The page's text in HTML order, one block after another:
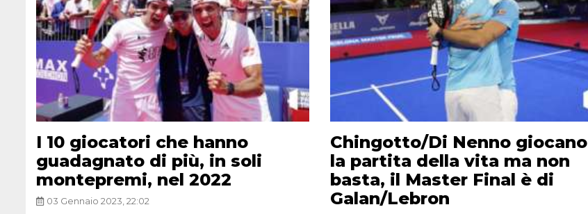
I 10 giocatori che hanno
guadagnato di più, in soli
montepremi, nel 2022
03 Gennaio 2023, 22:02
Chingotto/Di Nenno giocano
la partita della vita ma non
basta, il Master Final è di
Galan/Lebron